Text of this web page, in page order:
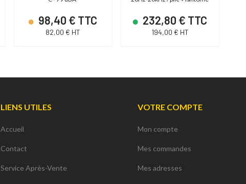
98,40 € TTC
82,00 € HT
232,80 € TTC
194,00 € HT
LIENS UTILES
Accueil
Contact
Service Après-Vente
VOTRE COMPTE
Mon compte
Mes commandes
Mes adresses